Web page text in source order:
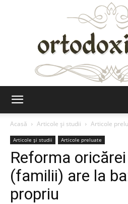
Acasă
Articole şi studii Articole
Articole şi studii Articole preluate
Reforma
(familii) are la
propriu